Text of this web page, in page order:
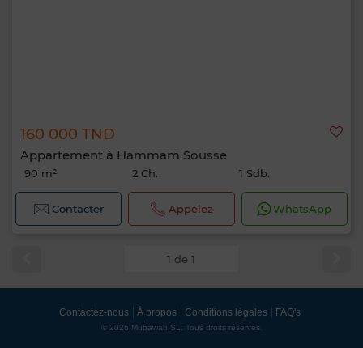
160 000 TND
Appartement à Hammam Sousse
90 m² 2 Ch. 1 Sdb.
Contacter Appelez WhatsApp
1 de 1
Contactez-nous À propos Conditions légales FAQ's
© 2026 Mubawab SL. Tous droits réservés.